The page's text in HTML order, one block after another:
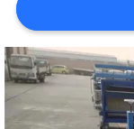
উদ্ধৃতির
জন্য
আবেদন